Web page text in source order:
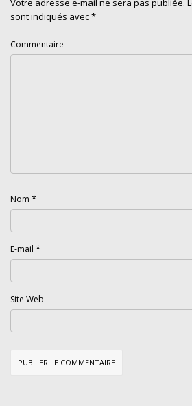
Votre adresse e-mail ne sera pas publiée.
sont indiqués avec*
Commentaire
Nom *
E-mail *
Site Web